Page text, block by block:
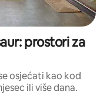
prostori za
osjećati kao kod
ili više dana.